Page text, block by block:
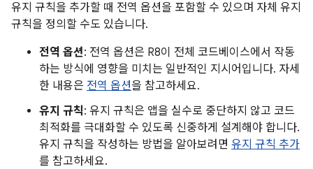
유지 규칙을 추가할 때 전역 옵션을 포함할 수 있으며 자체 유지
규칙을 정의할 수도 있습니다.
전역 옵션: 전역 옵션은 R8이 전체 코드베이스에서 작동
하는 방식에 영향을 미치는 일반적인 지시어입니다. 자세
한 내용은 전역 옵션을 참고하세요.
유지 규칙: 유지 규칙은 앱을 실수로 중단하지 않고 코드
최적화를 극대화할 수 있도록 신중하게 설계해야 합니다.
유지 규칙을 작성하는 방법을 알아보려면 유지 규칙 추가
를 참고하세요.